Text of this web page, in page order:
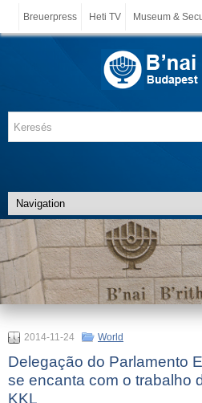
Breuerpress Heti TV Museum &
2014-11-24 World
Delegação do Parlamento
se encanta com o trabalho
KKL